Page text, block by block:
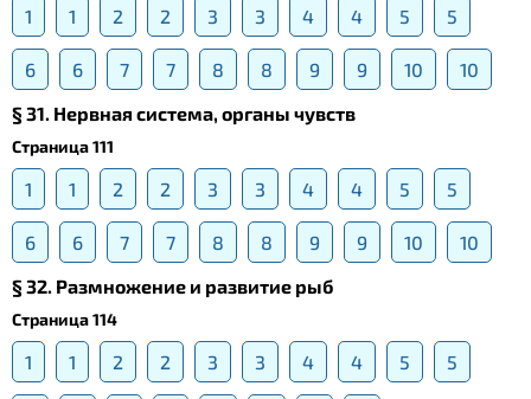
1 1 2 2 3 3 4 4 5 5
6 6 7 7 8 8 9 9 10
10
§ 31. Нервная система, органы чувств
Страница 111
1 1 2 2 3 3 4 4 5 5
6 6 7 7 8 8 9 9 10
10
§ 32. Размножение и развитие рыб
Страница 114
1 1 2 2 3 3 4 4 5 5